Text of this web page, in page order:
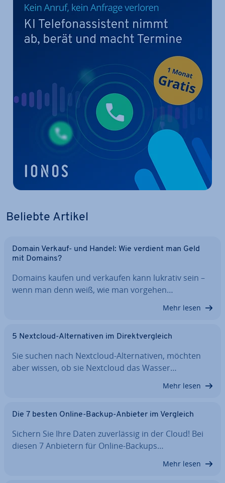
Beliebte Artikel
Domain Verkauf- und Handel: Wie verdient man Geld
mit Domains?
Domains kaufen und verkaufen kann lukrativ sein –
wenn man denn weiß, wie man vorgehen…
Mehr lesen
5 Nextcloud-Al­ter­na­ti­ven im Di­rekt­ver­gleich
Sie suchen nach Nextcloud-Al­ter­na­ti­ven, möchten
aber wissen, ob sie Nextcloud das Wasser…
Mehr lesen
Die 7 besten Online-Backup-Anbieter im Vergleich
Sichern Sie Ihre Daten zu­ver­läs­sig in der Cloud! Bei
diesen 7 Anbietern für Online-Backups…
Mehr lesen